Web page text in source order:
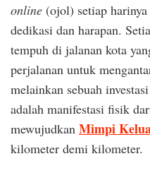
online (ojol) setiap
dedikasi dan harapan.
tempuh di jalanan kota
perjalanan untuk
melainkan sebuah
adalah manifestasi fisik
mewujudkan Mimpi
kilometer demi kilometer.